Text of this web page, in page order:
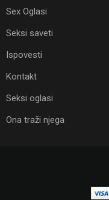
Sex Oglasi
Seksi saveti
Ispovesti
Kontakt
Seksi oglasi
Ona traži njega